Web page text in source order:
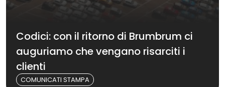
Codici: con il ritorno di Brumbrum ci
auguriamo che vengano risarciti i
clienti
COMUNICATI STAMPA